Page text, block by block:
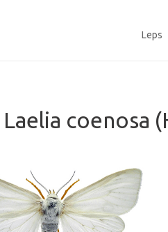
Leps
Laelia coenosa